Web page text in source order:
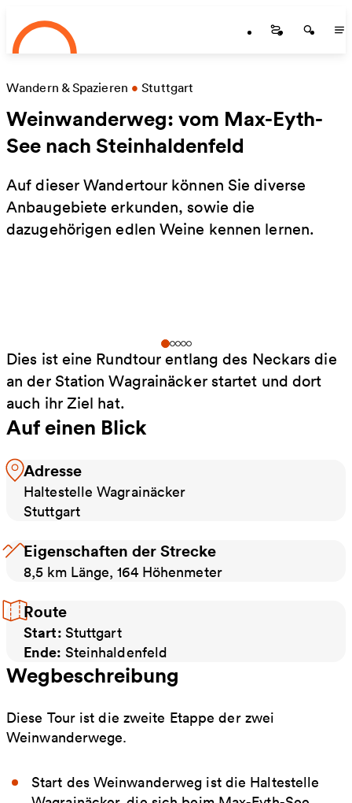
Zum Hauptinhalt springen
Startseite
Wandern & Spazieren • Stuttgart
Weinwanderweg: vom Max-Eyth-
See nach Steinhaldenfeld
Auf dieser Wandertour können Sie diverse
Anbaugebiete erkunden, sowie die
dazugehörigen edlen Weine kennen lernen.
Dies ist eine Rundtour entlang des Neckars die
an der Station Wagrainäcker startet und dort
auch ihr Ziel hat.
Auf einen Blick
Adresse
Haltestelle Wagrainäcker
Stuttgart
Eigenschaften der Strecke
8,5 km Länge, 164 Höhenmeter
Route
Start: Stuttgart
Ende: Steinhaldenfeld
Wegbeschreibung
Diese Tour ist die zweite Etappe der zwei
Weinwanderwege.
Start des Weinwanderweg ist die Haltestelle